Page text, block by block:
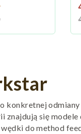
Cena
konkretnej odmiany
się
do method